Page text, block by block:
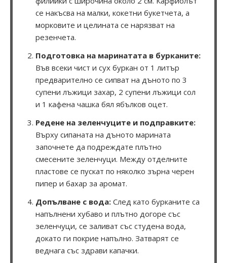
се накъсва на малки, кокетни букетчета, а
морковите и целината се нарязват на
резенчета.
Подготовка на маринатата в бурканите:
Във всеки чист и сух буркан от 1 литър
предварително се сипват на дъното по 3
супени лъжици захар, 2 супени лъжици сол
и 1 кафена чашка бял ябълков оцет.
Редене на зеленчуците и подправките:
Върху сипаната на дъното марината
започнете да подреждате плътно
смесените зеленчуци. Между отделните
пластове се пускат по няколко зърна черен
пипер и бахар за аромат.
Допълване с вода: След като бурканите са
напълнени хубаво и плътно догоре със
зеленчуци, се заливат със студена вода,
докато ги покрие напълно. Затварят се
веднага със здрави капачки.